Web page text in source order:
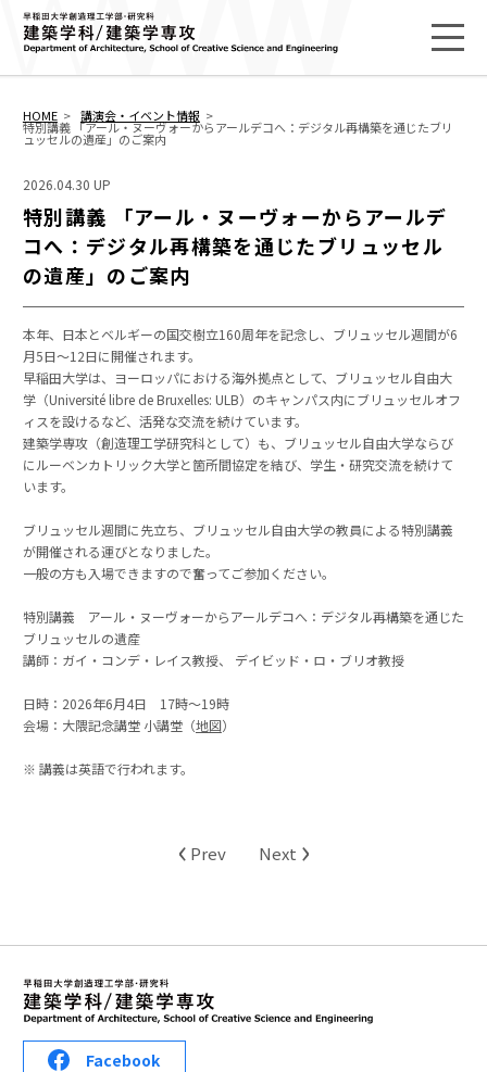
HOME 講演会・イベント情報
特別講義 「アール・ヌーヴォーからアールデコへ：デジタル再構築を通じたブリ
ュッセルの遺産」のご案内
2026.04.30 UP
特別講義 「アール・ヌーヴォーからアールデ
コへ：デジタル再構築を通じたブリュッセル
の遺産」のご案内
本年、日本とベルギーの国交樹立160周年を記念し、ブリュッセル週間が6
月5日〜12日に開催されます。
早稲田大学は、ヨーロッパにおける海外拠点として、ブリュッセル自由大
学（Université libre de Bruxelles: ULB）のキャンパス内にブリュッセルオフ
ィスを設けるなど、活発な交流を続けています。
建築学専攻（創造理工学研究科として）も、ブリュッセル自由大学ならび
にルーベンカトリック大学と箇所間協定を結び、学生・研究交流を続けて
います。
ブリュッセル週間に先立ち、ブリュッセル自由大学の教員による特別講義
が開催される運びとなりました。
一般の方も入場できますので奮ってご参加ください。
特別講義 アール・ヌーヴォーからアールデコへ：デジタル再構築を通じた
ブリュッセルの遺産
講師：ガイ・コンデ・レイス教授、 デイビッド・ロ・ブリオ教授
日時：2026年6月4日 17時～19時
会場：大隈記念講堂 小講堂（地図）
※ 講義は英語で行われます。
‹ Prev Next ›
Facebook